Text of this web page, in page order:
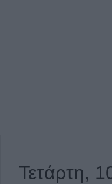
Τετάρτη,